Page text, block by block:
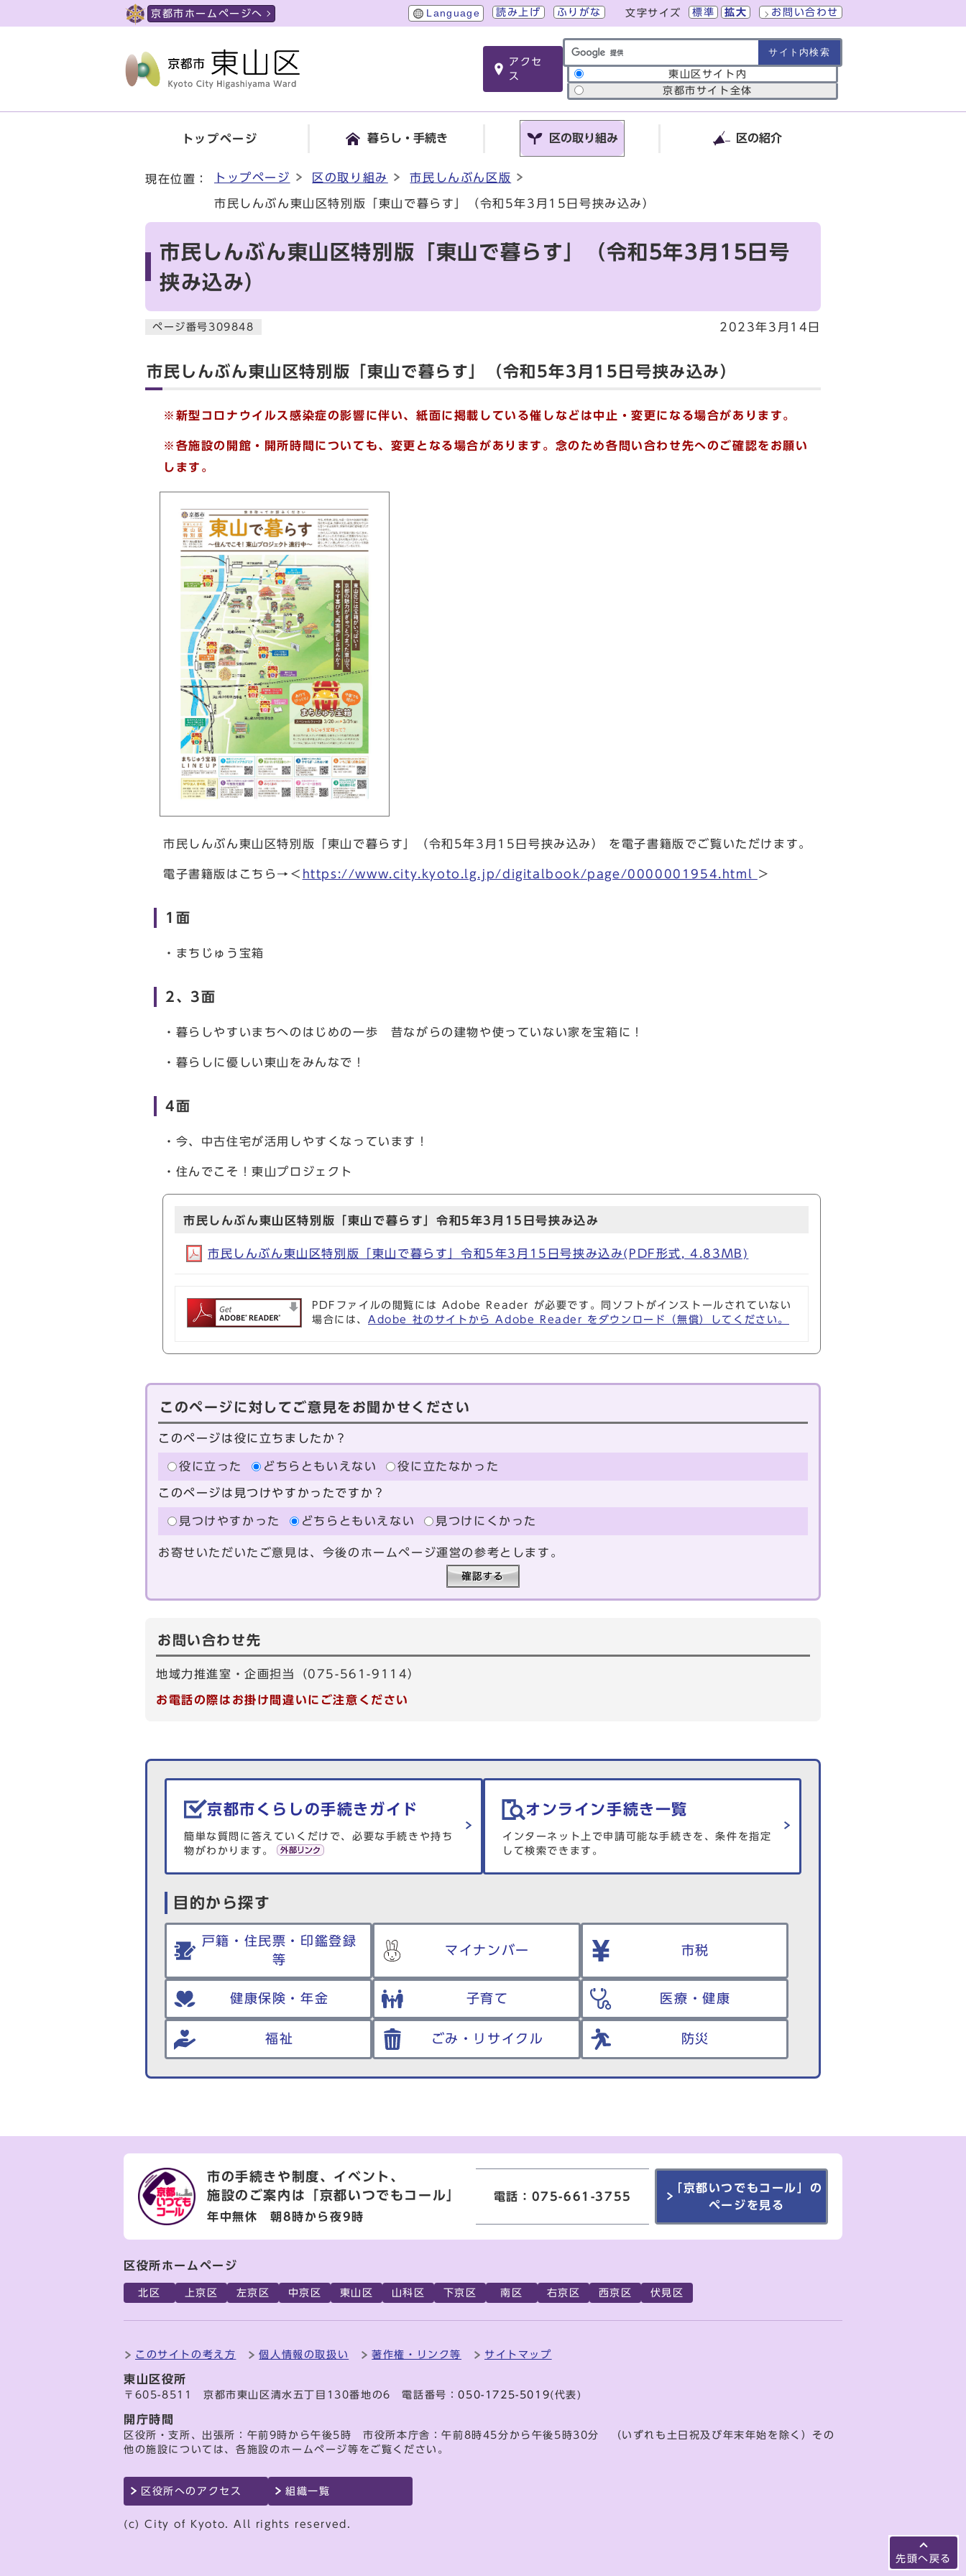
京都市ホームページへ Language 読み上げ ふりがな 文字サイズ 標準 拡大 お問い合わせ
アクセ
ス
サイト内検索の範囲 東山区サイト内
京都市サイト全体
トップページ 暮らし・手続き 区の取り組み 区の紹介
現在位置： トップページ 区の取り組み 市民しんぶん区版
市民しんぶん東山区特別版「東山で暮らす」（令和5年3月15日号挟み込み）
市民しんぶん東山区特別版「東山で暮らす」（令和5年3月15日号
挟み込み）
ページ番号309848 2023年3月14日
市民しんぶん東山区特別版「東山で暮らす」（令和5年3月15日号挟み込み）
※新型コロナウイルス感染症の影響に伴い、紙面に掲載している催しなどは中止・変更になる場合があります。
※各施設の開館・開所時間についても、変更となる場合があります。念のため各問い合わせ先へのご確認をお願い
します。
市民しんぶん東山区特別版「東山で暮らす」（令和5年3月15日号挟み込み） を電子書籍版でご覧いただけます。
電子書籍版はこちら→＜ https://www.city.kyoto.lg.jp/digitalbook/page/0000001954.html ＞
1面
・まちじゅう宝箱
2、3面
・暮らしやすいまちへのはじめの一歩 昔ながらの建物や使っていない家を宝箱に！
・暮らしに優しい東山をみんなで！
4面
・今、中古住宅が活用しやすくなっています！
・住んでこそ！東山プロジェクト
市民しんぶん東山区特別版「東山で暮らす」令和5年3月15日号挟み込み
市民しんぶん東山区特別版「東山で暮らす」令和5年3月15日号挟み込み(PDF形式, 4.83MB)
PDFファイルの閲覧には Adobe Reader が必要です。同ソフトがインストールされていない
場合には、 Adobe 社のサイトから Adobe Reader をダウンロード（無償）してください。
このページに対してご意見をお聞かせください
このページは役に立ちましたか？
役に立った どちらともいえない 役に立たなかった
このページは見つけやすかったですか？
見つけやすかった どちらともいえない 見つけにくかった
お寄せいただいたご意見は、今後のホームページ運営の参考とします。
お問い合わせ先
地域力推進室・企画担当（075-561-9114）
お電話の際はお掛け間違いにご注意ください
生活情報を探す
京都市くらしの手続きガイド
簡単な質問に答えていくだけで、必要な手続きや持ち
物がわかります。
オンライン手続き一覧
インターネット上で申請可能な手続きを、条件を指定
して検索できます。
目的から探す
戸籍・住民票・印鑑登録
等
マイナンバー 市税
健康保険・年金 子育て 医療・健康
福祉 ごみ・リサイクル 防災
先頭へ戻る
市の手続きや制度、イベント、
施設のご案内は
「京都いつでもコール」
年中無休 朝8時から夜9時
電話：075-661-3755
「京都いつでもコール」の
ページを見る
区役所ホームページ
北区 上京区 左京区 中京区 東山区 山科区 下京区 南区 右京区 西京区 伏見区
このサイトの考え方 個人情報の取扱い 著作権・リンク等 サイトマップ
東山区役所
〒605-8511 京都市東山区清水五丁目130番地の6 電話番号：050-1725-5019(代表)
開庁時間
区役所・支所、出張所：午前9時から午後5時 市役所本庁舎：午前8時45分から午後5時30分 （いずれも土日祝及び年末年始を除く）その
他の施設については、各施設のホームページ等をご覧ください。
区役所へのアクセス 組織一覧
(c) City of Kyoto. All rights reserved.